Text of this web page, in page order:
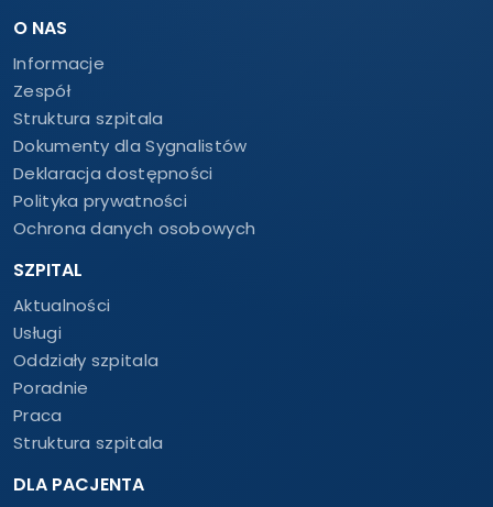
O NAS
Informacje
Zespół
Struktura szpitala
Dokumenty dla Sygnalistów
Deklaracja dostępności
Polityka prywatności
Ochrona danych osobowych
SZPITAL
Aktualności
Usługi
Oddziały szpitala
Poradnie
Praca
Struktura szpitala
DLA PACJENTA